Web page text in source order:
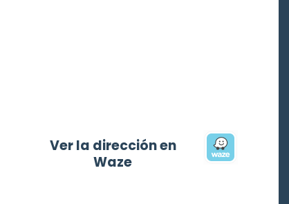
Ver la dirección en
Waze